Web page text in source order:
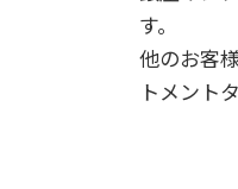
す。
他のお客
トメント